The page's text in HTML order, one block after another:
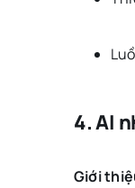
4. AI
Giới